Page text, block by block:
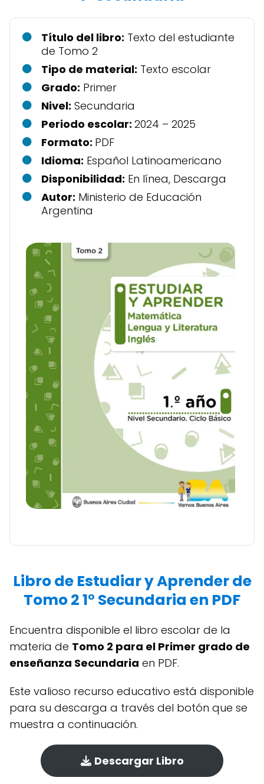
Título del libro: Texto del estudiante
de Tomo 2
Tipo de material: Texto escolar
Grado: Primer
Nivel: Secundaria
Periodo escolar: 2024 – 2025
Formato: PDF
Idioma: Español Latinoamericano
Disponibilidad: En línea, Descarga
Autor: Ministerio de Educación
Argentina
Libro de Estudiar y Aprender de
Tomo 2 1° Secundaria en PDF
Encuentra disponible el libro escolar de la
materia de Tomo 2 para el Primer grado de
enseñanza Secundaria en PDF.
Este valioso recurso educativo está disponible
para su descarga a través del botón que se
muestra a continuación.
Descargar Libro